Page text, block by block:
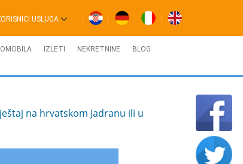
USLUGA
IZLETI NEKRETNINE BLOG
na hrvatskom Jadranu ili u